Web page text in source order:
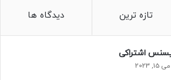
فناوری و امنیت سایبری می‌توانند با
عملکرد دقیق این نقص امنیتی مطلع
تازه ترین دیدگاه ها
اشتراکی
می 15, 2023